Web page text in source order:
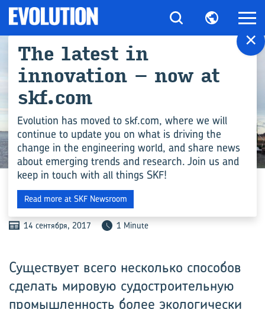
ПРОМЫШЛЕННОСТЬ
ЭФ­ФЕКТ МАГ­НУ­СА
14 сентября, 2017 1 Minute
Существует всего несколько способов
сделать мировую судостроительную
промышленность более экологически
×
The latest in
innovation – now at
skf.com
Evolution has moved to skf.com, where we will
continue to update you on what is driving the
change in the engineering world, and share news
about emerging trends and research. Join us and
keep in touch with all things SKF!
Read more at SKF Newsroom